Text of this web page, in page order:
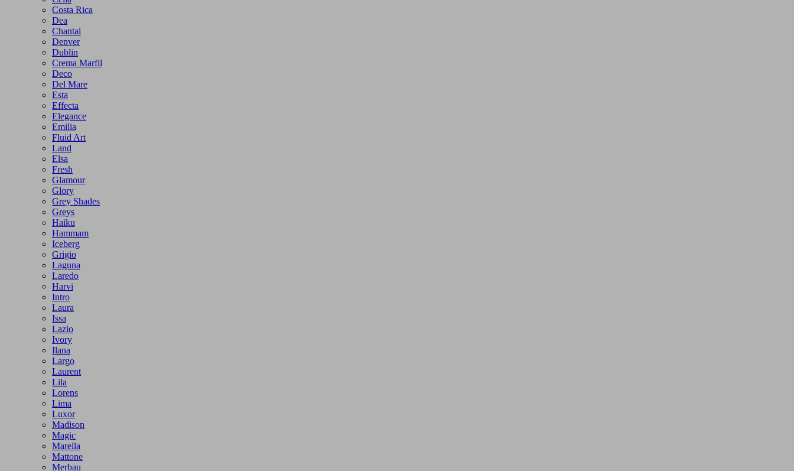
Costa Rica
Dea
Chantal
Denver
Dublin
Crema Marfil
Deco
Del Mare
Esta
Effecta
Elegance
Emilia
Fluid Art
Land
Elsa
Fresh
Glamour
Glory
Grey Shades
Greys
Haiku
Hammam
Iceberg
Grigio
Laguna
Laredo
Harvi
Intro
Laura
Issa
Lazio
Ivory
Ilana
Largo
Laurent
Lila
Lorens
Lima
Luxor
Madison
Magic
Marella
Mattone
Merbau